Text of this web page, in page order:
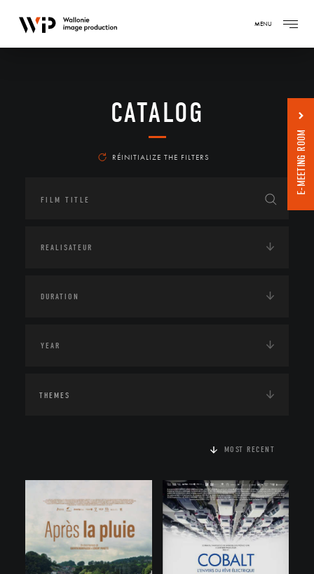
MENU
CATALOG
RÉINITIALIZE THE FILTERS
THEMES
MOST RECENT
E-MEETING ROOM